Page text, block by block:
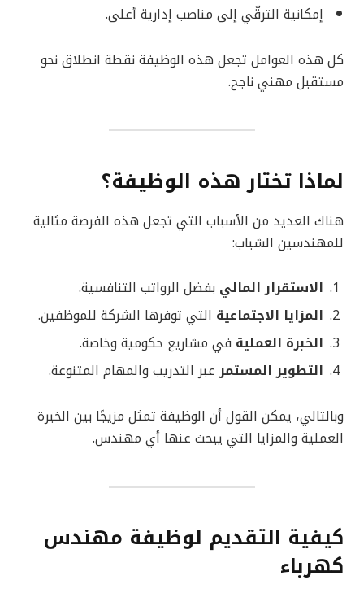
إمكانية الترقّي إلى مناصب إدارية أعلى.
كل هذه العوامل تجعل هذه الوظيفة نقطة انطلاق نحو
مستقبل مهني ناجح.
لماذا تختار هذه الوظيفة؟
هناك العديد من الأسباب التي تجعل هذه الفرصة مثالية
للمهندسين الشباب:
الاستقرار المالي بفضل الرواتب التنافسية.
المزايا الاجتماعية التي توفرها الشركة للموظفين.
الخبرة العملية في مشاريع حكومية وخاصة.
التطوير المستمرعبر التدريب والمهام المتنوعة.
وبالتالي، يمكن القول أن الوظيفة تمثل مزيجًا بين الخبرة
العملية والمزايا التي يبحث عنها أي مهندس.
كيفية التقديم لوظيفة مهندس
كهرباء